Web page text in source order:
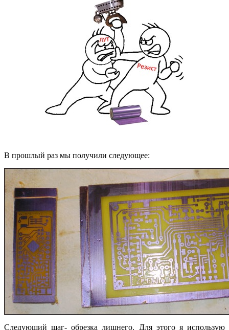
В прошлый раз мы получили следующее:
Следующий шаг- обрезка лишнего. Для этого я использую